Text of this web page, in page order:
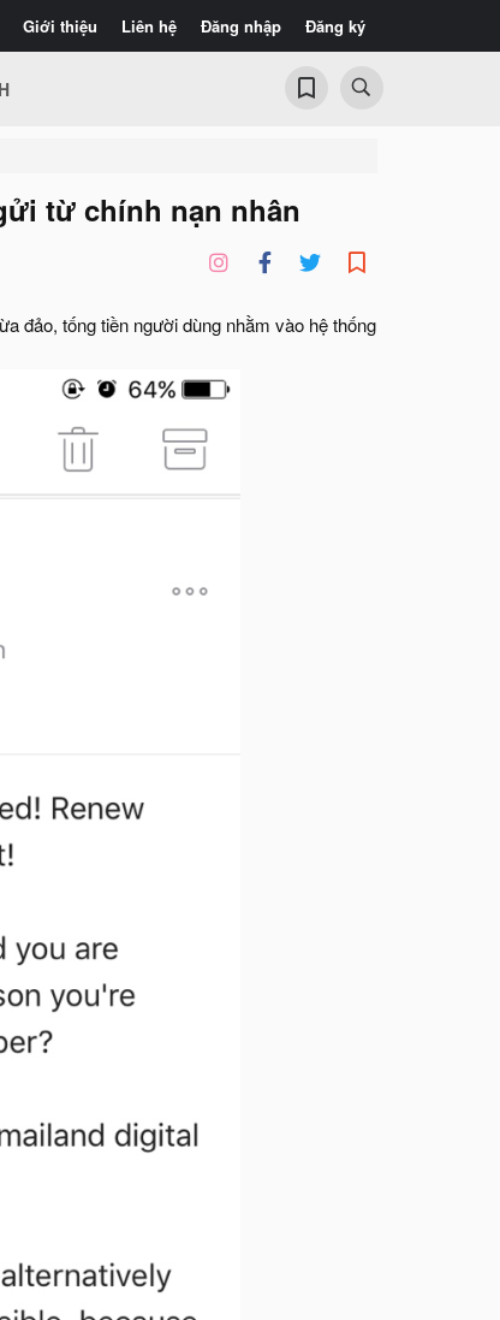
Giới thiệu Liên hệ Đăng nhập Đăng ký
từ chính nạn nhân
đảo, tống tiền người dùng nhằm vào hệ thống